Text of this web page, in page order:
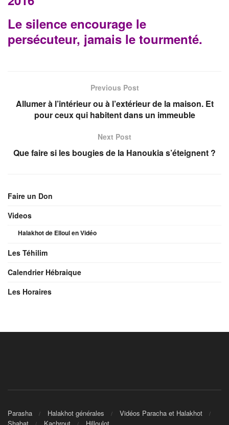
Le silence encourage le
persécuteur, jamais le tourmenté.
Previous Post
Allumer à l’intérieur ou à l’extérieur de la maison. Et
pour ceux qui habitent dans un immeuble
Next Post
Que faire si les bougies de la Hanoukia s’éteignent ?
Faire un Don
Videos
Halakhot de Elloul en Vidéo
Les Téhilim
Calendrier Hébraique
Les Horaires
Parasha Halakhot générales
Vidéos Paracha et Halakhot